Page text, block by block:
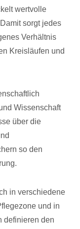
wertvolle
sorgt jedes
Verhältnis
Kreisläufen und
Wissenschaft
über die
so den
in verschiedene
und in
definieren den